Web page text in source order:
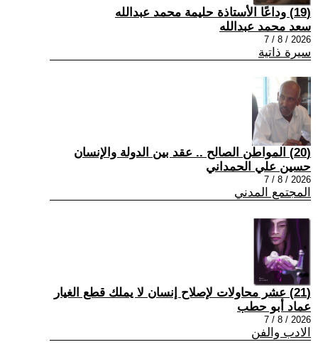
(19) وداعًا الأستاذة حليمة محمد عبدالله
سعد محمد عبدالله
2026 / 8 / 7
سيرة ذاتية
(20) المواطن الصالح .. عقد بين الدولة والإنسان
حسين علي الحمداني
2026 / 8 / 7
المجتمع المدني
(21) عشر محاولات لإصلاح إنسان لا يملك قطع الغيار
عماد أبو حطب
2026 / 8 / 7
الادب والفن